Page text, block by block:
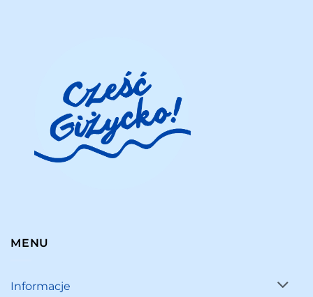
MENU
Informacje